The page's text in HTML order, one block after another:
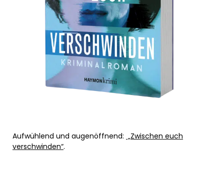
Aufwühlend und augenöffnend: „Zwischen euch
verschwinden“.